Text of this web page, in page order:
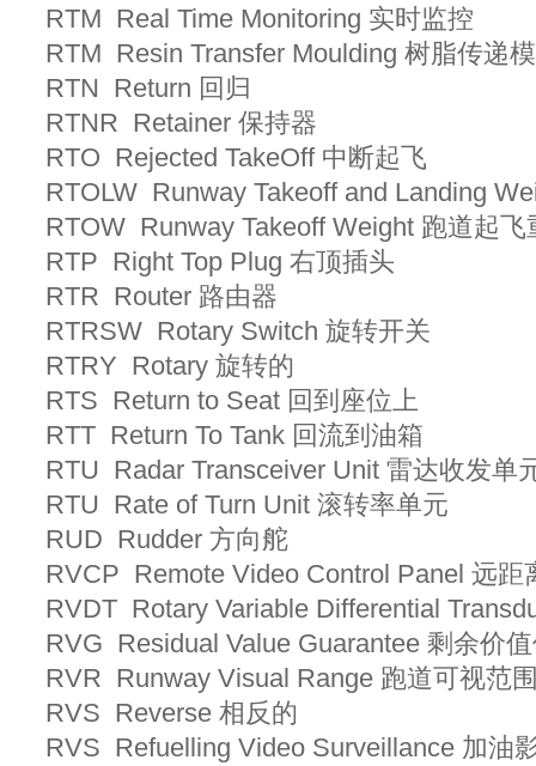
RTM Real Time Monitoring 实时监控
RTM Resin Transfer Moulding 树脂传递
RTN Return 回归
RTNR Retainer 保持器
RTO Rejected TakeOff 中断起飞
RTOLW Runway Takeoff and Landing
RTOW Runway Takeoff Weight 跑道起
RTP Right Top Plug 右顶插头
RTR Router 路由器
RTRSW Rotary Switch 旋转开关
RTRY Rotary 旋转的
RTS Return to Seat 回到座位上
RTT Return To Tank 回流到油箱
RTU Radar Transceiver Unit 雷达收发单
RTU Rate of Turn Unit 滚转率单元
RUD Rudder 方向舵
RVCP Remote Video Control Panel 远
RVDT Rotary Variable Differential
RVG Residual Value Guarantee 剩余价
RVR Runway Visual Range 跑道可视范
RVS Reverse 相反的
RVS Refuelling Video Surveillance 加油